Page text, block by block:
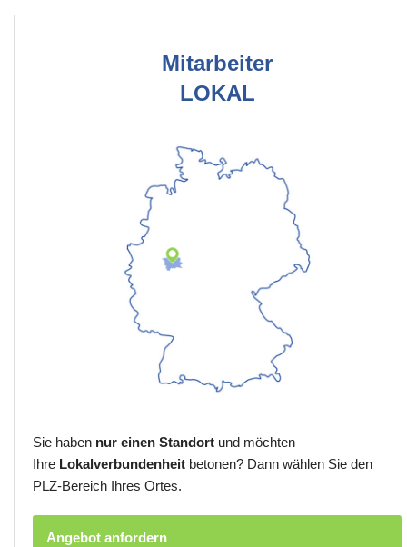
Mitarbeiter
LOKAL
Sie haben nur einen Standort und möchten
Ihre Lokalverbundenheit betonen? Dann wählen Sie den
PLZ-Bereich Ihres Ortes.
Angebot anfordern